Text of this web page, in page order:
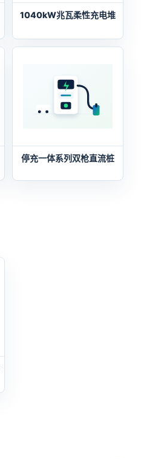
1040kW兆瓦柔性充电堆
停充一体系列双枪直流桩